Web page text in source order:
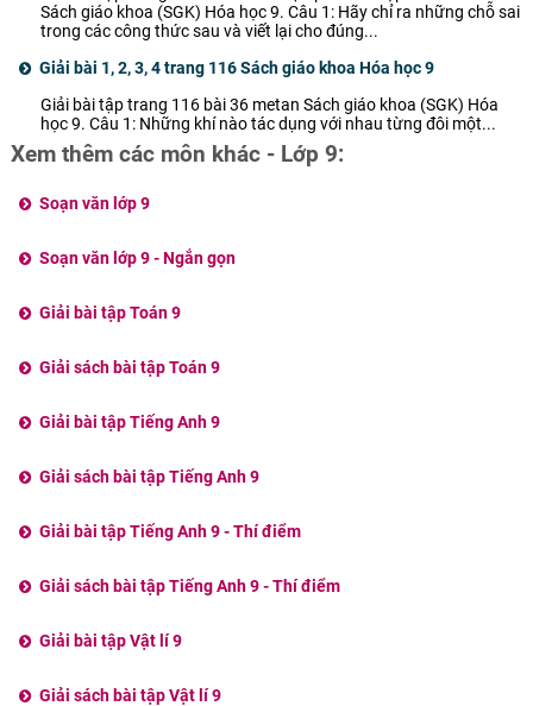
Sách giáo khoa (SGK) Hóa học 9. Câu 1: Hãy chỉ ra những chỗ sai
trong các công thức sau và viết lại cho đúng...
Giải bài 1, 2, 3, 4 trang 116 Sách giáo khoa Hóa học 9
Giải bài tập trang 116 bài 36 metan Sách giáo khoa (SGK) Hóa
học 9. Câu 1: Những khí nào tác dụng với nhau từng đôi một...
Xem thêm các môn khác - Lớp 9:
Soạn văn lớp 9
Soạn văn lớp 9 - Ngắn gọn
Giải bài tập Toán 9
Giải sách bài tập Toán 9
Giải bài tập Tiếng Anh 9
Giải sách bài tập Tiếng Anh 9
Giải bài tập Tiếng Anh 9 - Thí điểm
Giải sách bài tập Tiếng Anh 9 - Thí điểm
Giải bài tập Vật lí 9
Giải sách bài tập Vật lí 9